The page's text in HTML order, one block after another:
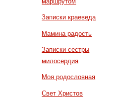
Записки краеведа
Мамина радость
Записки сестры
милосердия
Моя родословная
Свет Христов